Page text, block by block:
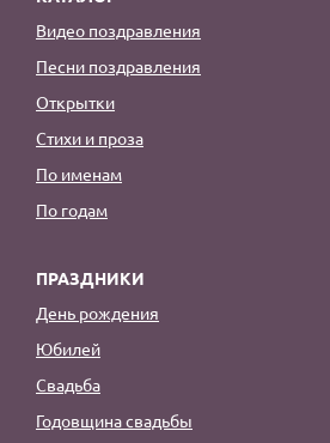
Видео поздравления
Песни поздравления
Открытки
Стихи и проза
По именам
По годам
ПРАЗДНИКИ
День рождения
Юбилей
Свадьба
Годовщина свадьбы